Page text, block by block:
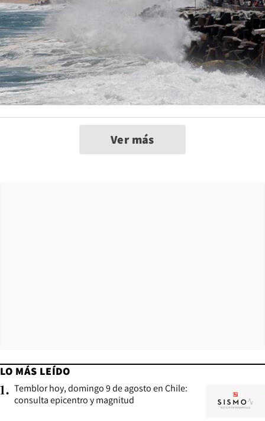
Ver más
LO MÁS LEÍDO
1. Temblor hoy, domingo 9 de agosto en Chile:
consulta epicentro y magnitud